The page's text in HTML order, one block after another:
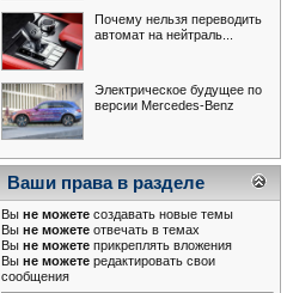
Почему нельзя переводить
автомат на нейтраль...
Электрическое будущее по
версии Mercedes-Benz
Ваши права в разделе
Вы не можете создавать новые темы
Вы не можете отвечать в темах
Вы не можете прикреплять вложения
Вы не можете редактировать свои
сообщения